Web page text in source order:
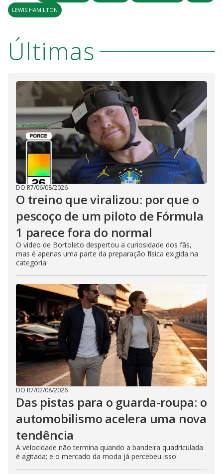
LEWIS HAMILTON
Últimas
DO R7/06/08/2026
O treino que viralizou: por que o
pescoço de um piloto de Fórmula
1 parece fora do normal
O vídeo de Bortoleto despertou a curiosidade dos fãs,
mas é apenas uma parte da preparação física exigida na
categoria
DO R7/02/08/2026
Das pistas para o guarda-roupa: o
automobilismo acelera uma nova
tendência
A velocidade não termina quando a bandeira quadriculada
é agitada; e o mercado da moda já percebeu isso